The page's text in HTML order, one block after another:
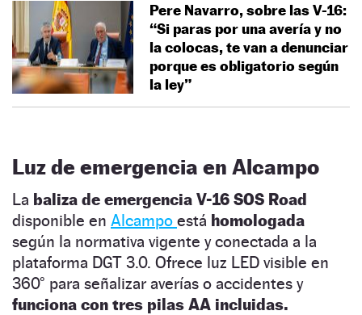
Pere Navarro, sobre las V-16:
“Si paras por una avería y no
la colocas, te van a denunciar
porque es obligatorio según
la ley”
Luz de emergencia en Alcampo
La baliza de emergencia V-16 SOS Road
disponible en Alcampo está homologada
según la normativa vigente y conectada a la
plataforma DGT 3.0. Ofrece luz LED visible en
360° para señalizar averías o accidentes y
funciona con tres pilas AA incluidas.